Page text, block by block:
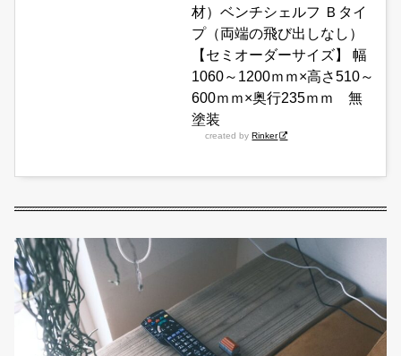
材）ベンチシェルフ Ｂタイ
プ（両端の飛び出しなし）
【セミオーダーサイズ】 幅
1060～1200ｍｍ×高さ510～
600ｍｍ×奥行235ｍｍ 無
塗装
created by Rinker